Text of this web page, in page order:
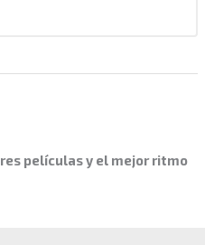
películas y el mejor ritmo